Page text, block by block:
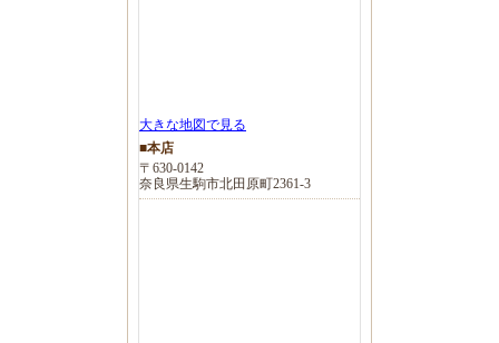
大きな地図で見る
■本店
〒630-0142
奈良県生駒市北田原町2361-3